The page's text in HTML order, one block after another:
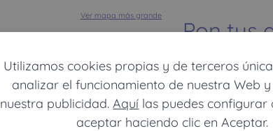
Utilizamos cookies propias y de terceros
analizar el funcionamiento de nuestra Web
nuestra publicidad.Aquí las puedes configurar
aceptar haciendo clic en Aceptar.
Ver mapa más grande
Pon tus
dinero